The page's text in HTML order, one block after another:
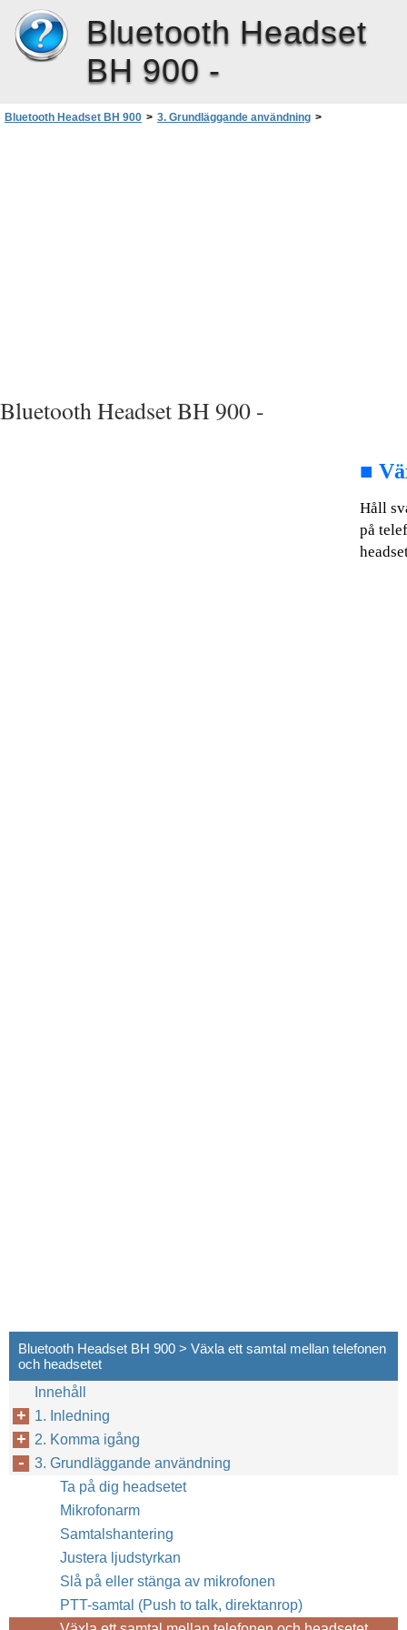
Bluetooth Headset
BH 900 -
Bluetooth Headset BH 900 > 3. Grundläggande användning >
Bluetooth Headset BH 900 -
■
Håll
på
Bluetooth Headset BH 900 > Växla ett samtal mellan telefonen
och headsetet
Innehåll
1. Inledning
2. Komma igång
3. Grundläggande användning
Ta på dig headsetet
Mikrofonarm
Samtalshantering
Justera ljudstyrkan
Slå på eller stänga av mikrofonen
PTT-samtal (Push to talk, direktanrop)